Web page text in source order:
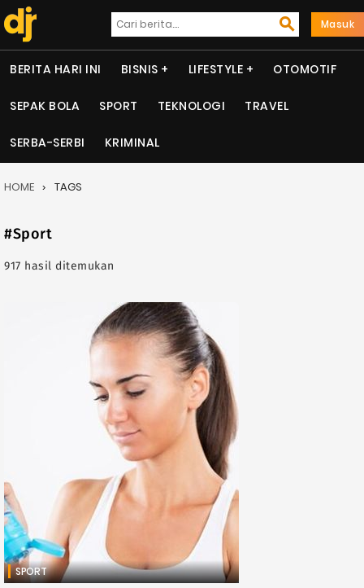
Masuk
BERITA HARI INI BISNIS LIFESTYLE OTOMOTIF
SEPAK BOLA SPORT TEKNOLOGI TRAVEL
SERBA-SERBI KRIMINAL
HOME TAGS
#Sport
917 hasil ditemukan
SPORT